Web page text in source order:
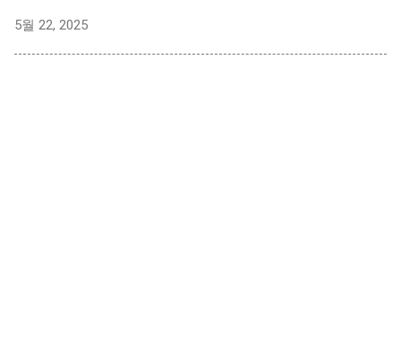
5월 22, 2025